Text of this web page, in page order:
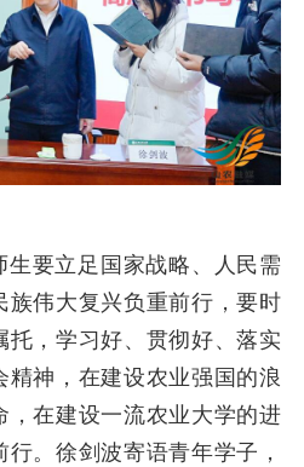
生要立足国家战略、人民需
族伟大复兴负重前行，要时
托，学习好、贯彻好、落实
精神，在建设农业强国的浪
，在建设一流农业大学的进
。徐剑波寄语青年学子，